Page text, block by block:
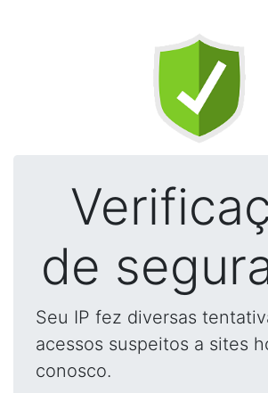
de
Seu IP fez diversas
acessos suspeitos a sites
conosco.